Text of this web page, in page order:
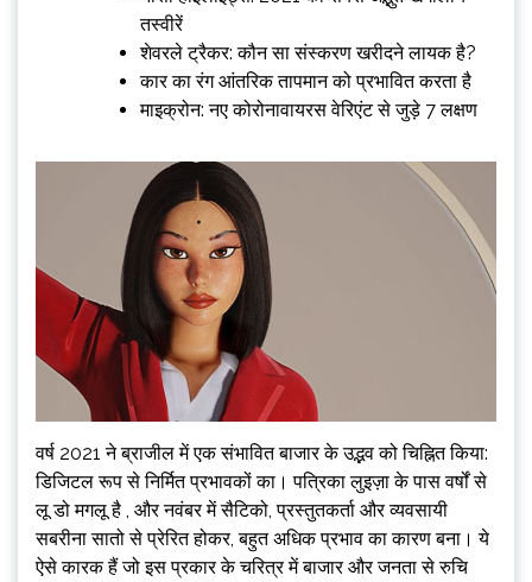
तस्वीरें
शेवरले ट्रैकर: कौन सा संस्करण खरीदने लायक है?
कार का रंग आंतरिक तापमान को प्रभावित करता है
माइक्रोन: नए कोरोनावायरस वेरिएंट से जुड़े 7 लक्षण
वर्ष 2021 ने ब्राजील में एक संभावित बाजार के उद्भव को चिह्नित किया:
डिजिटल रूप से निर्मित प्रभावकों का। पत्रिका लुइज़ा के पास वर्षों से
लू डो मगलू है , और नवंबर में सैटिको, प्रस्तुतकर्ता और व्यवसायी
सबरीना सातो से प्रेरित होकर, बहुत अधिक प्रभाव का कारण बना। ये
ऐसे कारक हैं जो इस प्रकार के चरित्र में बाजार और जनता से रुचि